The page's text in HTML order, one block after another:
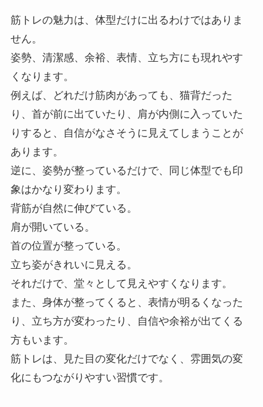
筋トレの魅力は、体型だけに出るわけではありま
せん。
姿勢、清潔感、余裕、表情、立ち方にも現れやす
くなります。
例えば、どれだけ筋肉があっても、猫背だった
り、首が前に出ていたり、肩が内側に入っていた
りすると、自信がなさそうに見えてしまうことが
あります。
逆に、姿勢が整っているだけで、同じ体型でも印
象はかなり変わります。
背筋が自然に伸びている。
肩が開いている。
首の位置が整っている。
立ち姿がきれいに見える。
それだけで、堂々として見えやすくなります。
また、身体が整ってくると、表情が明るくなった
り、立ち方が変わったり、自信や余裕が出てくる
方もいます。
筋トレは、見た目の変化だけでなく、雰囲気の変
化にもつながりやすい習慣です。